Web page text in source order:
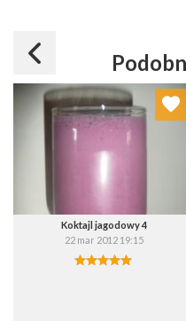
Koktajl jagodowy 4
22 mar 2012 19:15
Dodaj do ulubionych
Wybierz listę: